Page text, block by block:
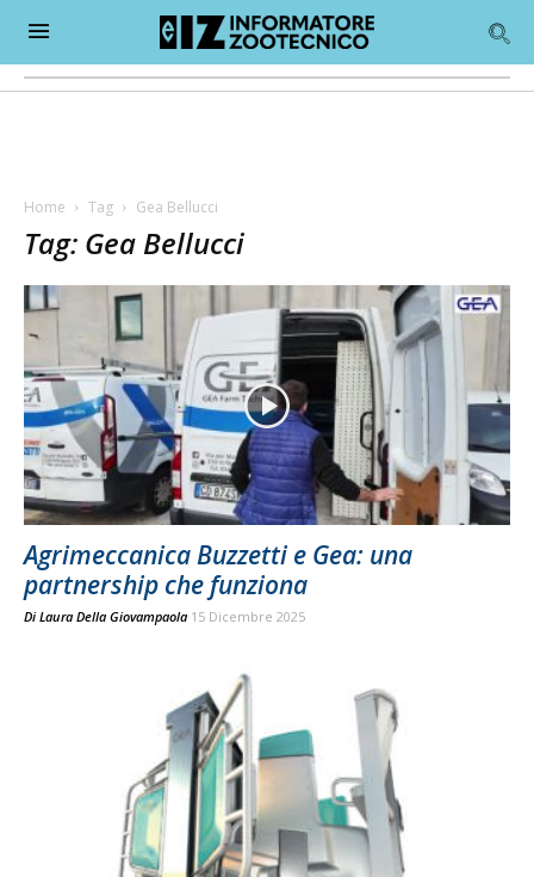
Home Tag Gea Bellucci
Tag: Gea Bellucci
Agrimeccanica Buzzetti e Gea: una
partnership che funziona
Di Laura Della Giovampaola 15 Dicembre 2025